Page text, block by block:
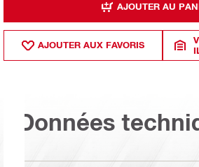
AJOUTER AU
AJOUTER AUX FAVORIS
Données